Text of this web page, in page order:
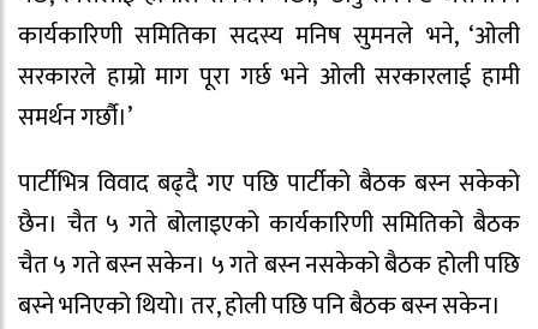
कार्यकारिणी समितिका सदस्य मनिष सुमनले भने, ‘ओली
सरकारले हाम्रो माग पूरा गर्छ भने ओली सरकारलाई हामी
समर्थन गर्छौ।’
पार्टीभित्र विवाद बढ्दै गए पछि पार्टीको बैठक बस्न सकेको
छैन। चैत ५ गते बोलाइएको कार्यकारिणी समितिको बैठक
चैत ५ गते बस्न सकेन। ५ गते बस्न नसकेको बैठक होली पछि
बस्ने भनिएको थियो। तर, होली पछि पनि बैठक बस्न सकेन।